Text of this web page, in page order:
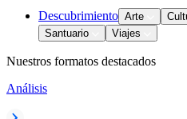
Descubrimiento Arte
Santuario
Viajes
Nuestros formatos destacados
Análisis